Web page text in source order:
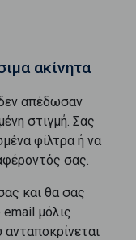
ακίνητα
απέδωσαν
στιγμή. Σας
φίλτρα ή να
σας.
και θα σας
μόλις
ανταποκρίνεται